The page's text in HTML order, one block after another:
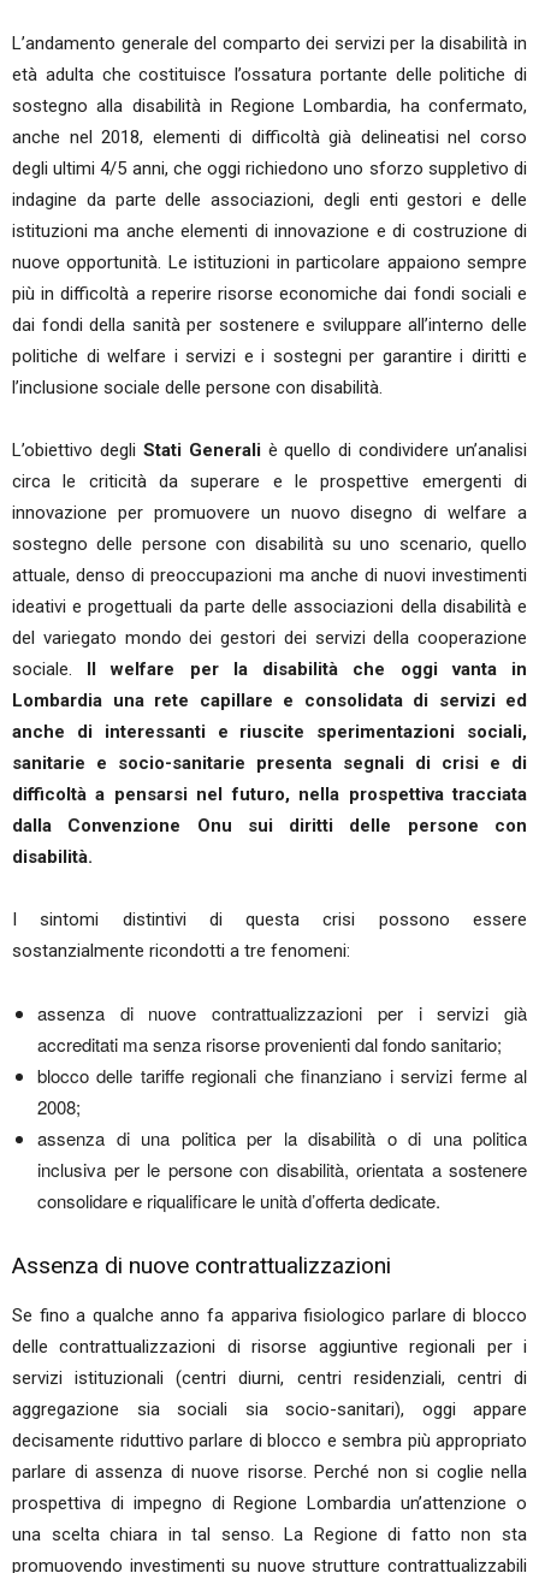
L’andamento generale del comparto dei servizi per la disabilità in
età adulta che costituisce l’ossatura portante delle politiche di
sostegno alla disabilità in Regione Lombardia, ha confermato,
anche nel 2018, elementi di difficoltà già delineatisi nel corso
degli ultimi 4/5 anni, che oggi richiedono uno sforzo suppletivo di
indagine da parte delle associazioni, degli enti gestori e delle
istituzioni ma anche elementi di innovazione e di costruzione di
nuove opportunità. Le istituzioni in particolare appaiono sempre
più in difficoltà a reperire risorse economiche dai fondi sociali e
dai fondi della sanità per sostenere e sviluppare all’interno delle
politiche di welfare i servizi e i sostegni per garantire i diritti e
l’inclusione sociale delle persone con disabilità.
L’obiettivo degli Stati Generaliè quello di condividere un’analisi
circa le criticità da superare e le prospettive emergenti di
innovazione per promuovere un nuovo disegno di welfare a
sostegno delle persone con disabilità su uno scenario, quello
attuale, denso di preoccupazioni ma anche di nuovi investimenti
ideativi e progettuali da parte delle associazioni della disabilità e
del variegato mondo dei gestori dei servizi della cooperazione
sociale. Il welfare per la disabilità che oggi vanta in
Lombardia una rete capillare e consolidata di servizi ed
anche di interessanti e riuscite sperimentazioni sociali,
sanitarie e socio-sanitarie presenta segnali di crisi e di
difficoltà a pensarsi nel futuro, nella prospettiva tracciata
dalla Convenzione Onu sui diritti delle persone con
disabilità.
I sintomi distintivi di questa crisi possono essere
sostanzialmente ricondotti a tre fenomeni:
assenza di nuove contrattualizzazioni per i servizi già
accreditati ma senza risorse provenienti dal fondo sanitario;
blocco delle tariffe regionali che finanziano i servizi ferme al
2008;
assenza di una politica per la disabilità o di una politica
inclusiva per le persone con disabilità, orientata a sostenere
consolidare e riqualificare le unità d’offerta dedicate.
Assenza di nuove contrattualizzazioni
Se fino a qualche anno fa appariva fisiologico parlare di blocco
delle contrattualizzazioni di risorse aggiuntive regionali per i
servizi istituzionali (centri diurni, centri residenziali, centri di
aggregazione sia sociali sia socio-sanitari), oggi appare
decisamente riduttivo parlare di blocco e sembra più appropriato
parlare di assenza di nuove risorse. Perché non si coglie nella
prospettiva di impegno di Regione Lombardia un’attenzione o
una scelta chiara in tal senso. La Regione di fatto non sta
promuovendo investimenti su nuove strutture contrattualizzabili